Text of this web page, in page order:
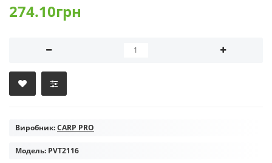
274.10грн
Виробник:CARP PRO
Модель: PVT2116